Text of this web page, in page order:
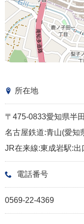
所在地
〒475-0833愛知県半
名古屋鉄道:青山(愛知
JR在来線:東成岩駅:出
電話番号
0569-22-4369